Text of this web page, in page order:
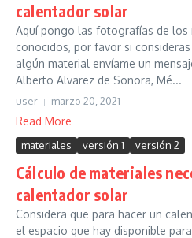
calentador solar
Aquí pongo las fotografías de los
conocidos, por favor si
algún material envíame un
Alberto Alvarez de Sonora, Mé...
user marzo 20, 2021
Read More
materiales versión 1 versión 2
Cálculo de materiales
calentador solar
Considera que para hacer un
el espacio que hay disponible